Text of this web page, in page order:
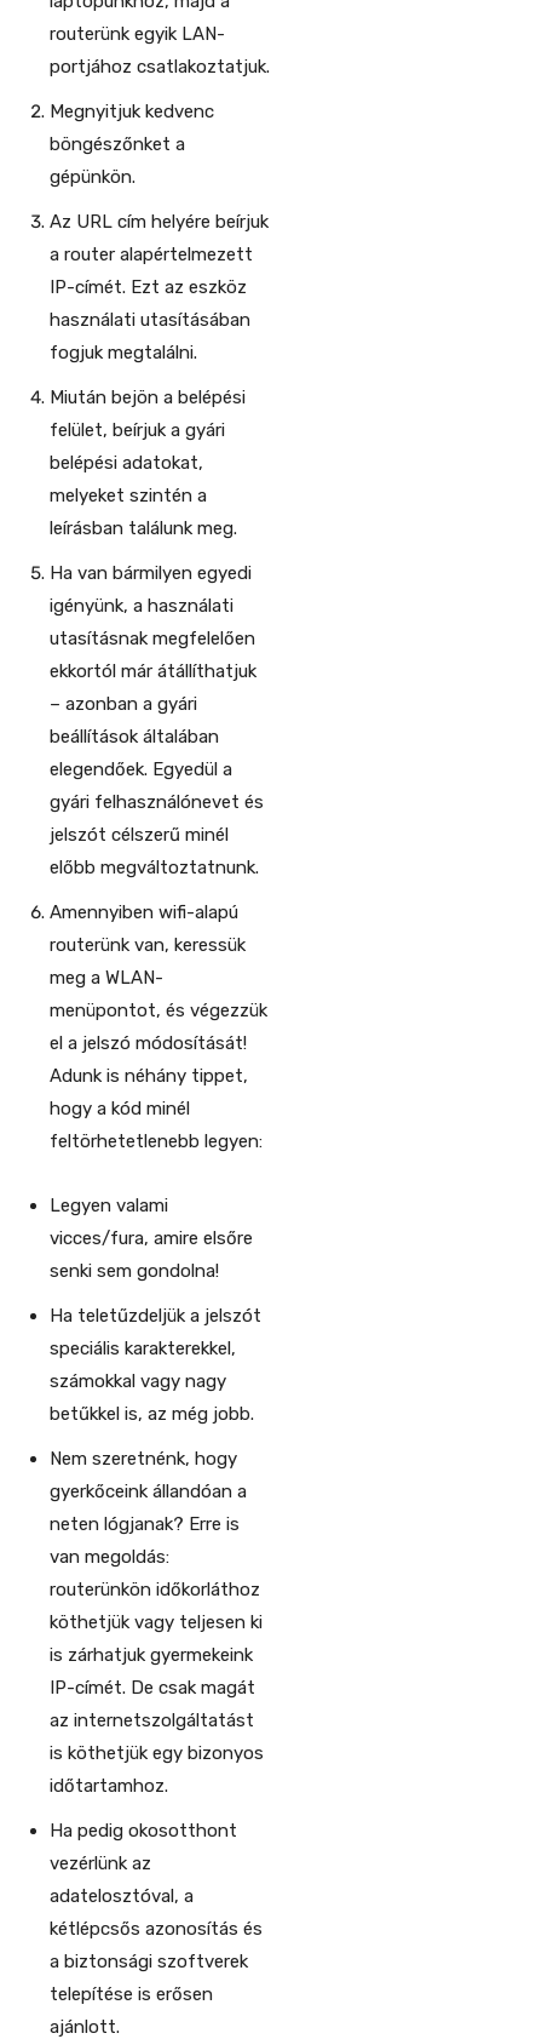
routerünk egyik LAN-
portjához csatlakoztatjuk.
Megnyitjuk kedvenc
böngészőnket a
gépünkön.
Az URL cím helyére beírjuk
a router alapértelmezett
IP-címét. Ezt az eszköz
használati utasításában
fogjuk megtalálni.
Miután bejön a belépési
felület, beírjuk a gyári
belépési adatokat,
melyeket szintén a
leírásban találunk meg.
Ha van bármilyen egyedi
igényünk, a használati
utasításnak megfelelően
ekkortól már átállíthatjuk
– azonban a gyári
beállítások általában
elegendőek. Egyedül a
gyári felhasználónevet és
jelszót célszerű minél
előbb megváltoztatnunk.
Amennyiben wifi-alapú
routerünk van, keressük
meg a WLAN-
menüpontot, és végezzük
el a jelszó módosítását!
Adunk is néhány tippet,
hogy a kód minél
feltörhetetlenebb legyen:
Legyen valami
vicces/fura, amire elsőre
senki sem gondolna!
Ha teletűzdeljük a jelszót
speciális karakterekkel,
számokkal vagy nagy
betűkkel is, az még jobb.
Nem szeretnénk, hogy
gyerkőceink állandóan a
neten lógjanak? Erre is
van megoldás:
routerünkön időkorláthoz
köthetjük vagy teljesen ki
is zárhatjuk gyermekeink
IP-címét. De csak magát
az internetszolgáltatást
is köthetjük egy bizonyos
időtartamhoz.
Ha pedig okosotthont
vezérlünk az
adatelosztóval, a
kétlépcsős azonosítás és
a biztonsági szoftverek
telepítése is erősen
ajánlott.